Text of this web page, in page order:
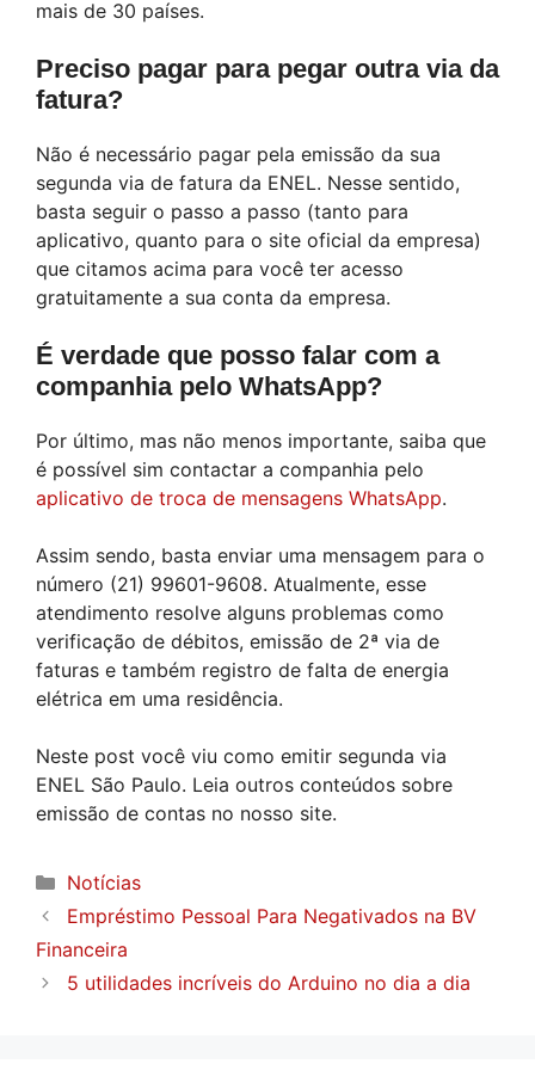
mais de 30 países.
Preciso pagar para pegar outra via da
fatura?
Não é necessário pagar pela emissão da sua
segunda via de fatura da ENEL. Nesse sentido,
basta seguir o passo a passo (tanto para
aplicativo, quanto para o site oficial da empresa)
que citamos acima para você ter acesso
gratuitamente a sua conta da empresa.
É verdade que posso falar com a
companhia pelo WhatsApp?
Por último, mas não menos importante, saiba que
é possível sim contactar a companhia pelo
aplicativo de troca de mensagens WhatsApp.
Assim sendo, basta enviar uma mensagem para o
número (21) 99601-9608. Atualmente, esse
atendimento resolve alguns problemas como
verificação de débitos, emissão de 2ª via de
faturas e também registro de falta de energia
elétrica em uma residência.
Neste post você viu como emitir segunda via
ENEL São Paulo. Leia outros conteúdos sobre
emissão de contas no nosso site.
Categorias
Notícias
Empréstimo Pessoal Para Negativados na BV
Financeira
5 utilidades incríveis do Arduino no dia a dia